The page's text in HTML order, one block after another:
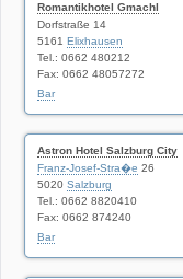
Romantikhotel Gmachl
Dorfstraße 14
5161 Elixhausen
Tel.: 0662 480212
Fax: 0662 48057272
Bar
Astron Hotel Salzburg City
Franz-Josef-Stra�e 26
5020 Salzburg
Tel.: 0662 8820410
Fax: 0662 874240
Bar